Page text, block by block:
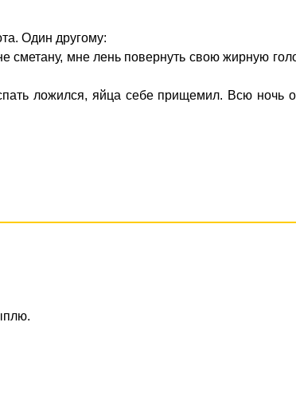
Один другому:
сметану, мне лень повернуть свою жирную
ложился, яйца себе прищемил. Всю ночь